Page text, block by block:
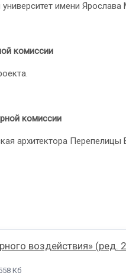
имени Ярослава
комиссии
комиссии
архитектора Перепелицы
воздействия» (ред.
Кб